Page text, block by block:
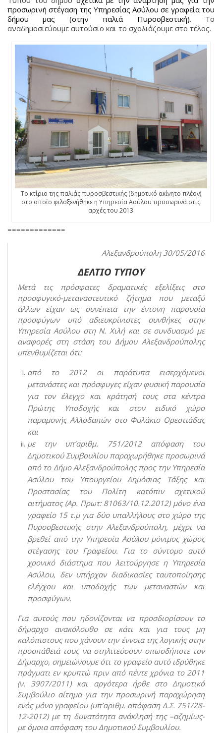
προσωρινή στέγαση της Υπηρεσίας Ασύλου σε γραφεία του
δήμου μας (στην παλιά Πυροσβεστική). Το
αναδημοσιεύουμε αυτούσιο και το σχολιάζουμε στο τέλος.
Το κτίριο της παλιάς πυροσβεστικής (δημοτικό ακίνητο πλέον)
στο οποίο φιλοξενήθηκε η Υπηρεσία Ασύλου προσωρινά στις
αρχές του 2013
=============
Αλεξανδρούπολη 30/05/2016
ΔΕΛΤΙΟ ΤΥΠΟΥ
Μετά τις πρόσφατες δραματικές εξελίξεις στο
προσφυγικό-μεταναστευτικό ζήτημα που μεταξύ
άλλων είχαν ως συνέπεια την έντονη παρουσία
προσφύγων υπό αδιευκρίνιστες συνθήκες στην
Υπηρεσία Ασύλου στη Ν. Χιλή και σε συνδυασμό με
αναφορές στη στάση του Δήμου Αλεξανδρούπολης
υπενθυμίζεται ότι:
από το 2012 οι παράτυπα εισερχόμενοι
μετανάστες και πρόσφυγες είχαν φυσική παρουσία
για τον έλεγχο και κράτησή τους στα κέντρα
Πρώτης Υποδοχής και στον ειδικό χώρο
παραμονής Αλλοδαπών στο Φυλάκιο Ορεστιάδας
και
με την υπ’αριθμ. 751/2012 απόφαση του
Δημοτικού Συμβουλίου παραχωρήθηκε προσωρινά
από το Δήμο Αλεξανδρούπολης προς την Υπηρεσία
Ασύλου του Υπουργείου Δημόσιας Τάξης και
Προστασίας του Πολίτη κατόπιν σχετικού
αιτήματος (Αρ. Πρωτ: 81063/10.12.2012) μόνο ένα
γραφείο 15 τ.μ για δύο υπαλλήλους στο χώρο της
Πυροσβεστικής στην Αλεξανδρούπολη, μέχρι να
βρεθεί από την Υπηρεσία Ασύλου μόνιμος χώρος
στέγασης του Γραφείου. Για το σύντομο αυτό
χρονικό διάστημα που λειτούργησε η Υπηρεσία
Ασύλου, δεν υπήρχαν διαδικασίες ταυτοποίησης
ελέγχου και υποδοχής των μεταναστών και
προσφύγων.
Για αυτούς που ηδονίζονται να προσδιορίσουν το
δήμαρχο ανακόλουθο σε κάτι και για τους μη
καλόπιστους που χάνουν την έννοια της λογικής στην
προσπάθειά τους να στηλιτεύσουν οπωσδήποτε τον
Δήμαρχο, σημειώνουμε ότι το γραφείο αυτό ιδρύθηκε
πράγματι εν κρυπτώ πριν από πέντε χρόνια το 2011
(ν. 3907/2011) και αργότερα ήρθε στο Δημοτικό
Συμβούλιο αίτημα για την προσωρινή παραχώρηση
ενός μόνο γραφείου (υπ’αριθμ. απόφαση Δ.Σ. 751/28-
12-2012) με τη δυνατότητα ανάκλησή της –αζημίως-
με όμοια απόφαση του Δημοτικού Συμβουλίου.